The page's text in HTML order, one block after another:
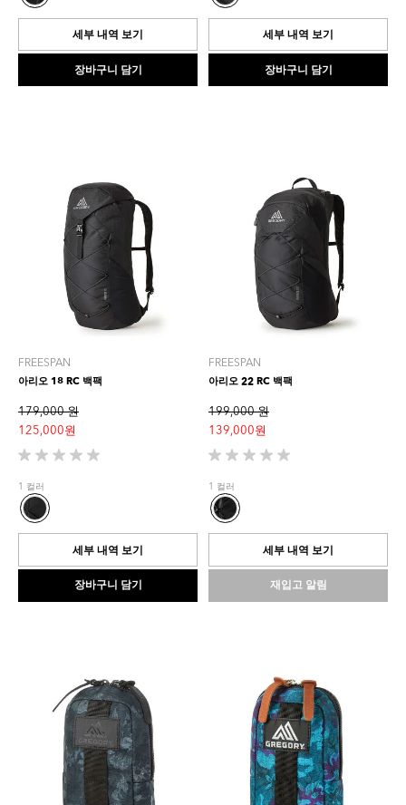
개
니
세부 내역 보기
장바구니 담기
0.0
입
다.
세부 내역 보기
장바구니 담기
FREESPAN
아리오 18 RC 백팩
179,000 원
125,000 원
별
5
개
중
0.0
입
다.
1 컬러
세부 내역 보기
장바구니 담기
FREESPAN
아리오 22 RC 백팩
199,000 원
139,000 원
별
5
개
중
0.0
입
다.
1 컬러
세부 내역 보기
재입고 알림